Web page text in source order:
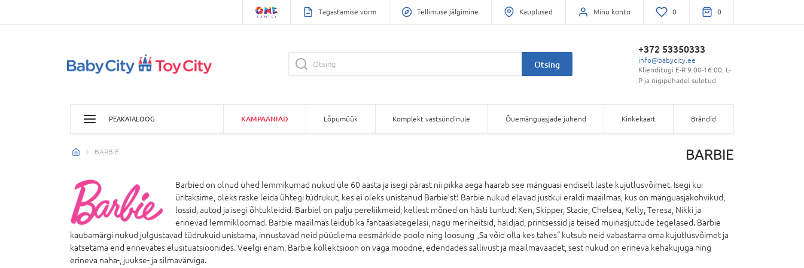
Tagastamise vorm Tellimuse jälgimine Kauplused Minu konto 0 0
Otsing
+372 53350333
info@babycity.ee
Klienditugi E-R 9:00-16:00; L-
P ja riigipühadel suletud
PEAKATALOOG KAMPAANIAD Lõpumüük Komplekt vastsündinule Õuemänguasjade juhend Kinkekaart Brändid
BARBIE BARBIE
Barbied on olnud ühed lemmikumad nukud üle 60 aasta ja isegi pärast nii pikka aega haarab see mänguasi endiselt laste kujutlusvõimet. Isegi kui
üritaksime, oleks raske leida ühtegi tüdrukut, kes ei oleks unistanud Barbie’st! Barbie nukud elavad justkui eraldi maailmas, kus on mänguasjakohvikud,
lossid, autod ja isegi õhtukleidid. Barbiel on palju pereliikmeid, kellest mõned on hästi tuntud: Ken, Skipper, Stacie, Chelsea, Kelly, Teresa, Nikki ja
erinevad lemmikloomad. Barbie maailmas leidub ka fantaasiategelasi, nagu merineitsid, haldjad, printsessid ja teised muinasjuttude tegelased. Barbie
kaubamärgi nukud julgustavad tüdrukuid unistama, innustavad neid püüdlema eesmärkide poole ning loosung „Sa võid olla kes tahes“ kutsub neid vabastama oma kujutlusvõimet ja
katsetama end erinevates elusituatsioonides. Veelgi enam, Barbie kollektsioon on väga moodne, edendades sallivust ja maailmavaadet, sest nukud on erineva kehakujuga ning
erineva naha-, juukse- ja silmavärviga.